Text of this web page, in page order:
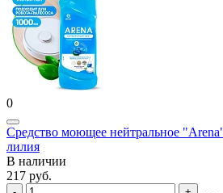
0
Средство моющее нейтральное
лилия
В наличии
217 руб.